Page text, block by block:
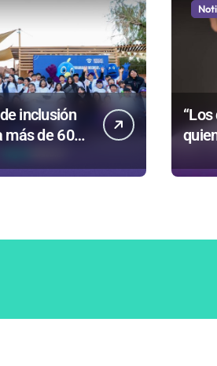
inclusión
más de 60